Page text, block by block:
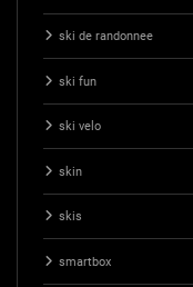
ski de randonnee
ski fun
ski velo
skin
skis
smartbox